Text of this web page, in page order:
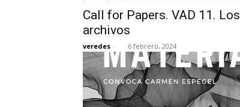
Call for Papers. VAD 11. Los
archivos
veredes - 6 febrero, 2024